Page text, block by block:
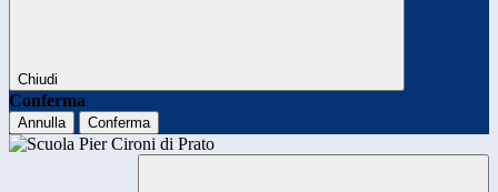
Chiudi
Conferma
Annulla Conferma